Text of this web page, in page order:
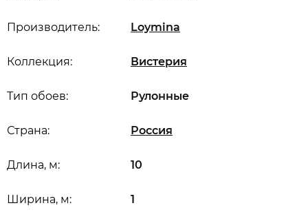
Производитель: Loymina
Коллекция: Вистерия
Длина, м: 10
Ширина, м: 1
Страна: Россия
Тип обоев: Рулонные